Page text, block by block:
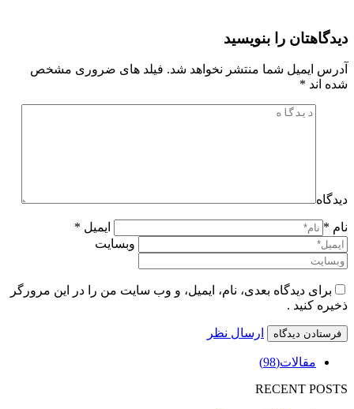
دیدگاهتان را بنویسید
آدرس ایمیل شما منتشر نخواهد شد. فیلد های ضروری مشخص
شده اند *
دیدگاه
نام *
ایمیل *
وبسایت
برای دیدگاه بعدی، نام، ایمیل، و وب سایت من را در این مرورگر
ذخیره کنید .
ارسال نظر
مقالات(98)
RECENT POSTS